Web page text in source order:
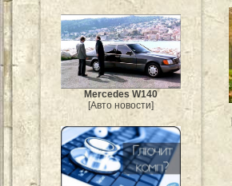
Mercedes W140
[Авто новости]